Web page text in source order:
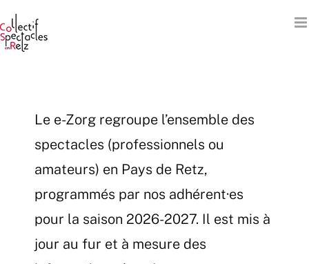
au
contenu
Le e-Zorg regroupe l’ensemble des
spectacles (professionnels ou
amateurs) en Pays de Retz,
programmés par nos adhérent·es
pour la saison 2026-2027. Il est mis à
jour au fur et à mesure des